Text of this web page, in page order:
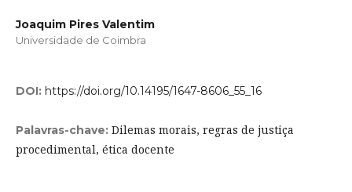
Joaquim Pires Valentim
Universidade de Coimbra
DOI: https://doi.org/10.14195/1647-8606_55_16
Palavras-chave: Dilemas morais, regras de justiça
procedimental, ética docente